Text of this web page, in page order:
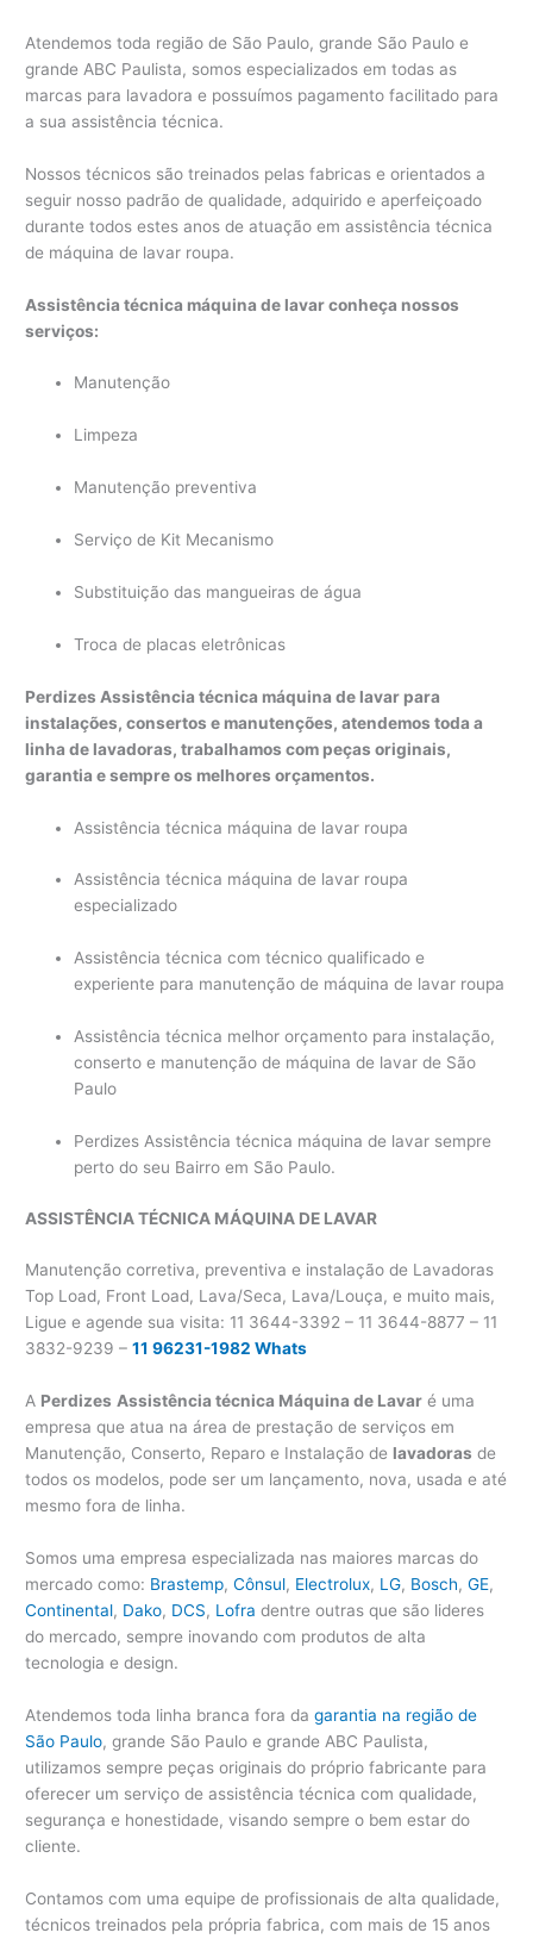
Atendemos toda região de São Paulo, grande São Paulo e
grande ABC Paulista, somos especializados em todas as
marcas para lavadora e possuímos pagamento facilitado para
a sua assistência técnica.
Nossos técnicos são treinados pelas fabricas e orientados a
seguir nosso padrão de qualidade, adquirido e aperfeiçoado
durante todos estes anos de atuação em assistência técnica
de máquina de lavar roupa.
Assistência técnica máquina de lavar conheça nossos
serviços:
Manutenção
Limpeza
Manutenção preventiva
Serviço de Kit Mecanismo
Substituição das mangueiras de água
Troca de placas eletrônicas
Perdizes Assistência técnica máquina de lavar para
instalações, consertos e manutenções, atendemos toda a
linha de lavadoras, trabalhamos com peças originais,
garantia e sempre os melhores orçamentos.
Assistência técnica máquina de lavar roupa
Assistência técnica máquina de lavar roupa
especializado
Assistência técnica com técnico qualificado e
experiente para manutenção de máquina de lavar roupa
Assistência técnica melhor orçamento para instalação,
conserto e manutenção de máquina de lavar de São
Paulo
Perdizes Assistência técnica máquina de lavar sempre
perto do seu Bairro em São Paulo.
ASSISTÊNCIA TÉCNICA MÁQUINA DE LAVAR
Manutenção corretiva, preventiva e instalação de Lavadoras
Top Load, Front Load, Lava/Seca, Lava/Louça, e muito mais,
Ligue e agende sua visita: 11 3644-3392 – 11 3644-8877 – 11
3832-9239 –11 96231-1982 Whats
A Perdizes Assistência técnica Máquina de Lavar é uma
empresa que atua na área de prestação de serviços em
Manutenção, Conserto, Reparo e Instalação de lavadoras de
todos os modelos, pode ser um lançamento, nova, usada e até
mesmo fora de linha.
Somos uma empresa especializada nas maiores marcas do
mercado como: Brastemp,Cônsul, Electrolux, LG, Bosch,GE,
Continental, Dako, DCS, Lofra dentre outras que são lideres
do mercado, sempre inovando com produtos de alta
tecnologia e design.
Atendemos toda linha branca fora dagarantia na região de
São Paulo, grande São Paulo e grande ABC Paulista,
utilizamos sempre peças originais do próprio fabricante para
oferecer um serviço de assistência técnica com qualidade,
segurança e honestidade, visando sempre o bem estar do
cliente.
Contamos com uma equipe de profissionais de alta qualidade,
técnicos treinados pela própria fabrica, com mais de 15 anos